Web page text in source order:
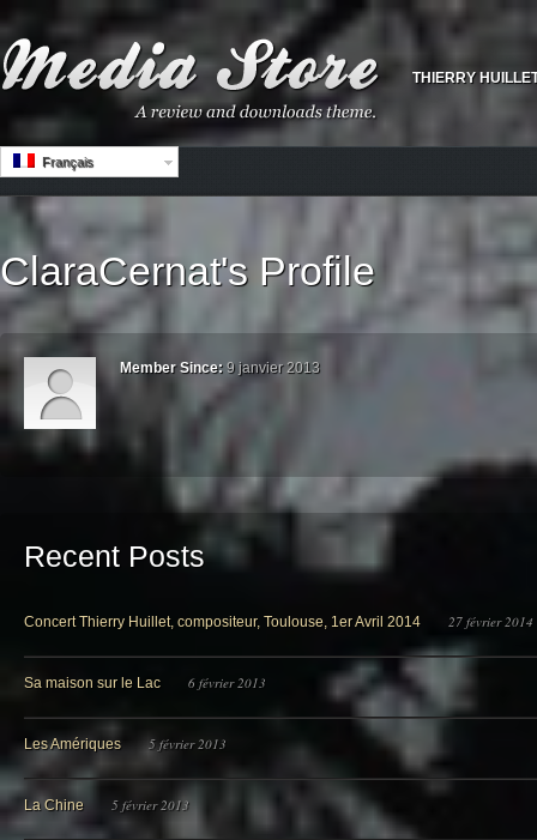
THIERRY
Français
ClaraCernat's Profile
Member Since: 9 janvier 2013
Recent Posts
Concert Thierry Huillet, compositeur, Toulouse, 1er Avril 2014 27 février 2014
Sa maison sur le Lac 6 février 2013
Les Amériques 5 février 2013
La Chine 5 février 2013